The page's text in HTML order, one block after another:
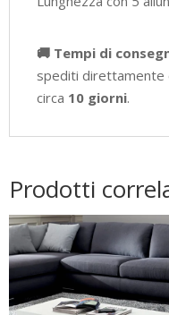
🚚 Tempi di
spediti direttamente
circa 10 giorni.
Prodotti